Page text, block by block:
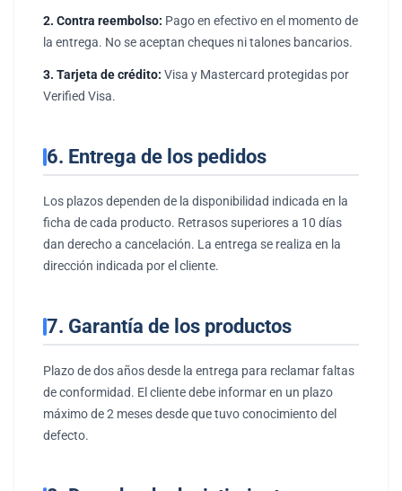
2. Contra reembolso: Pago en efectivo en el momento de
la entrega. No se aceptan cheques ni talones bancarios.
3. Tarjeta de crédito: Visa y Mastercard protegidas por
Verified Visa.
6. Entrega de los pedidos
Los plazos dependen de la disponibilidad indicada en la
ficha de cada producto. Retrasos superiores a 10 días
dan derecho a cancelación. La entrega se realiza en la
dirección indicada por el cliente.
7. Garantía de los productos
Plazo de dos años desde la entrega para reclamar faltas
de conformidad. El cliente debe informar en un plazo
máximo de 2 meses desde que tuvo conocimiento del
defecto.